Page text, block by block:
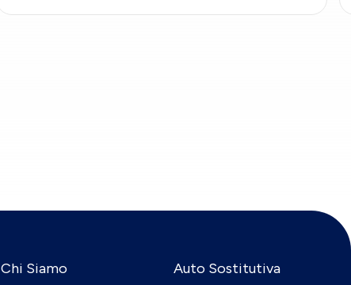
Chi Siamo
Auto Sostitutiva